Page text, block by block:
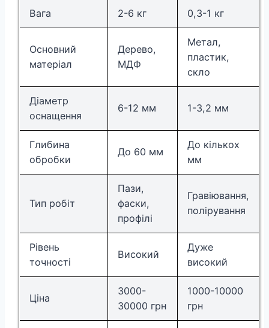
Вага 2-6 кг 0,3-1 кг
Основний
матеріал
Дерево,
МДФ
Метал,
пластик,
скло
Діаметр
оснащення
6-12 мм 1-3,2 мм
Глибина
обробки
До 60 мм
До кількох
мм
Тип робіт
Пази,
фаски,
профілі
Гравіювання,
полірування
Рівень
точності
Високий
Дуже
високий
Ціна
3000-
30000 грн
1000-10000
грн